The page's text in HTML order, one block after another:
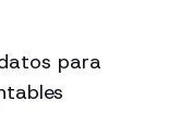
para